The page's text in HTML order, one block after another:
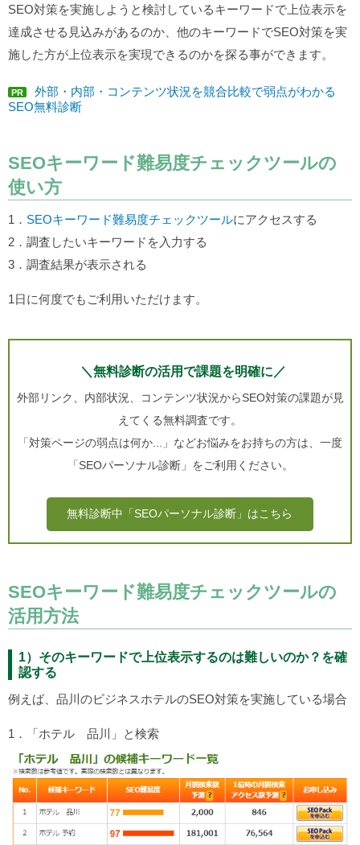
SEO対策を実施しようと検討しているキーワードで上位表示を
達成させる見込みがあるのか、他のキーワードでSEO対策を実
施した方が上位表示を実現できるのかを探る事ができます。
PR
外部・内部・コンテンツ状況を競合比較で弱点がわかる
SEO無料診断
SEOキーワード難易度チェックツールの
使い方
1． SEOキーワード難易度チェックツールにアクセスする
2．調査したいキーワードを入力する
3．調査結果が表示される
1日に何度でもご利用いただけます。
＼無料診断の活用で課題を明確に／
外部リンク、内部状況、コンテンツ状況からSEO対策の課題が見
えてくる無料調査です。
「対策ページの弱点は何か...」などお悩みをお持ちの方は、一度
「SEOパーソナル診断」をご利用ください。
無料診断中「SEOパーソナル診断」はこちら
SEOキーワード難易度チェックツールの
活用方法
1）そのキーワードで上位表示するのは難しいのか？を確
認する
例えば、品川のビジネスホテルのSEO対策を実施している場合
1．「ホテル 品川」と検索